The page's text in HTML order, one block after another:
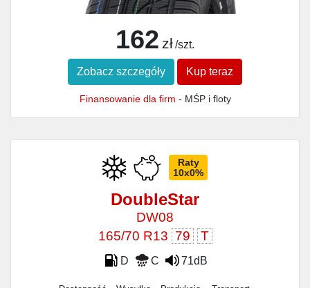
162 zł /szt.
Zobacz szczegóły Kup teraz
Finansowanie dla firm - MŚP i floty
Raty
10x0%
DoubleStar
DW08
165/70 R13 79 T
D C 71dB